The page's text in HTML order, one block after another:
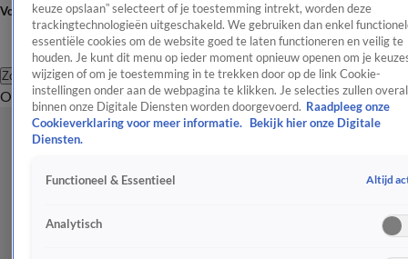
Volg Shownieuws
Zoeken
OverzichtEntertainmentSpraakmakendRealityCrimeVideo's
keuze opslaan” selecteert of je toestemming intrekt, worden deze
trackingtechnologieën uitgeschakeld. We gebruiken dan enkel
essentiële cookies om de website goed te laten functioneren en veilig te
houden. Je kunt dit menu op ieder moment opnieuw openen om je
wijzigen of om je toestemming in te trekken door op de link Cookie-
instellingen onder aan de webpagina te klikken. Je selecties zullen overal
binnen onze Digitale Diensten worden doorgevoerd. Raadpleeg onze
Cookieverklaring voor meer informatie.
Bekijk hier onze Digitale
Diensten.
Functioneel & Essentieel Altijd
Analytisch